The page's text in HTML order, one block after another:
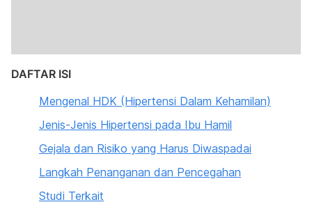
DAFTAR ISI
Mengenal HDK (Hipertensi Dalam Kehamilan)
Jenis-Jenis Hipertensi pada Ibu Hamil
Gejala dan Risiko yang Harus Diwaspadai
Langkah Penanganan dan Pencegahan
Studi Terkait